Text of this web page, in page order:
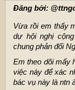
Đăng bởi:
Vừa rồi em thấy
dự hội nghị
chung phản đối
Em theo dõi mấy
việc này để xác
bác vụ này là ntn